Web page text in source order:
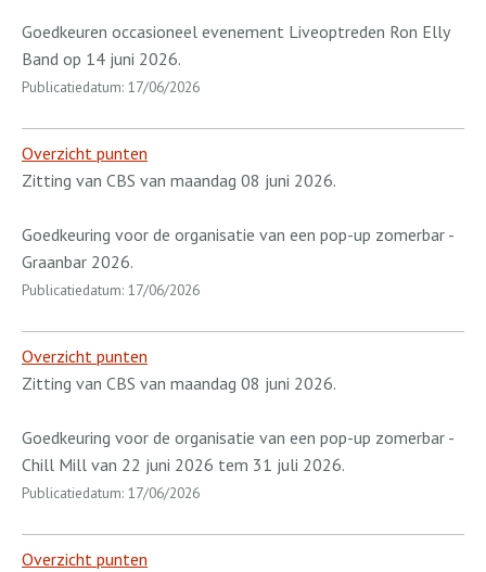
Goedkeuren occasioneel evenement Liveoptreden Ron Elly
Band op 14 juni 2026.
Publicatiedatum: 17/06/2026
Overzicht punten
Zitting van CBS van maandag 08 juni 2026.
Goedkeuring voor de organisatie van een pop-up zomerbar -
Graanbar 2026.
Publicatiedatum: 17/06/2026
Overzicht punten
Zitting van CBS van maandag 08 juni 2026.
Goedkeuring voor de organisatie van een pop-up zomerbar -
Chill Mill van 22 juni 2026 tem 31 juli 2026.
Publicatiedatum: 17/06/2026
Overzicht punten